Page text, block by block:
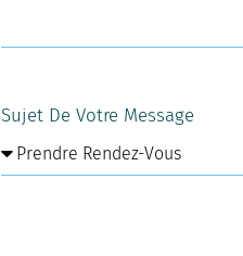
Sujet De Votre Message